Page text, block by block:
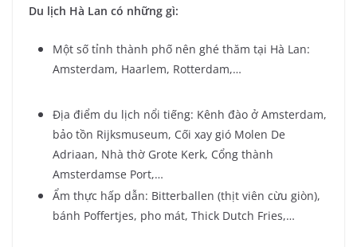
Du lịch Hà Lan có những gì:
Một số tỉnh thành phố nên ghé thăm tại Hà Lan:
Amsterdam, Haarlem, Rotterdam,…
Địa điểm du lịch nổi tiếng: Kênh đào ở Amsterdam,
bảo tồn Rijksmuseum, Cối xay gió Molen De
Adriaan, Nhà thờ Grote Kerk, Cổng thành
Amsterdamse Port,…
Ẩm thực hấp dẫn: Bitterballen (thịt viên cừu giòn),
bánh Poffertjes, pho mát, Thick Dutch Fries,…